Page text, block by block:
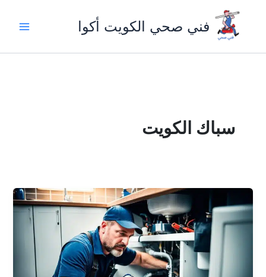
المحتوى
فني صحي الكويت أكوا
سباك الكويت